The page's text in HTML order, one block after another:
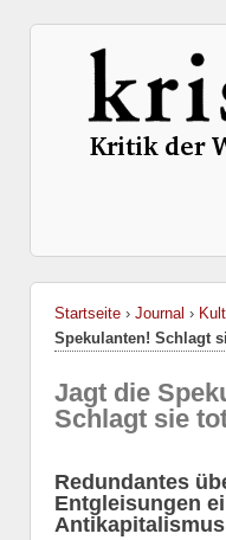
Startseite › Journal ›
Spekulanten! Schlagt
Jagt die
Schlagt sie
Redundantes
Entgleisungen
Antikapitalismus